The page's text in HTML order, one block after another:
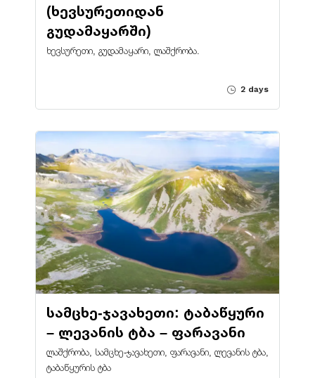
(ხევსურეთიდან
გუდამაყარში)
ხევსურეთი, გუდამაყარი, ლაშქრობა.
2 days
სამცხე-ჯავახეთი: ტაბაწყური
– ლევანის ტბა – ფარავანი
ლაშქრობა, სამცხე-ჯავახეთი, ფარავანი, ლევანის ტბა,
ტაბაწყურის ტბა